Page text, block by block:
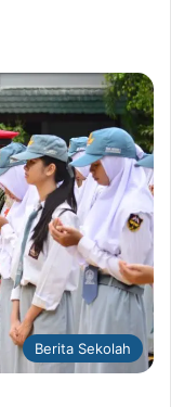
Berita Sekolah